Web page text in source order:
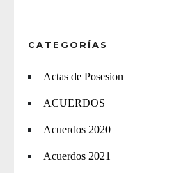
CATEGORÍAS
Actas de Posesion
ACUERDOS
Acuerdos 2020
Acuerdos 2021